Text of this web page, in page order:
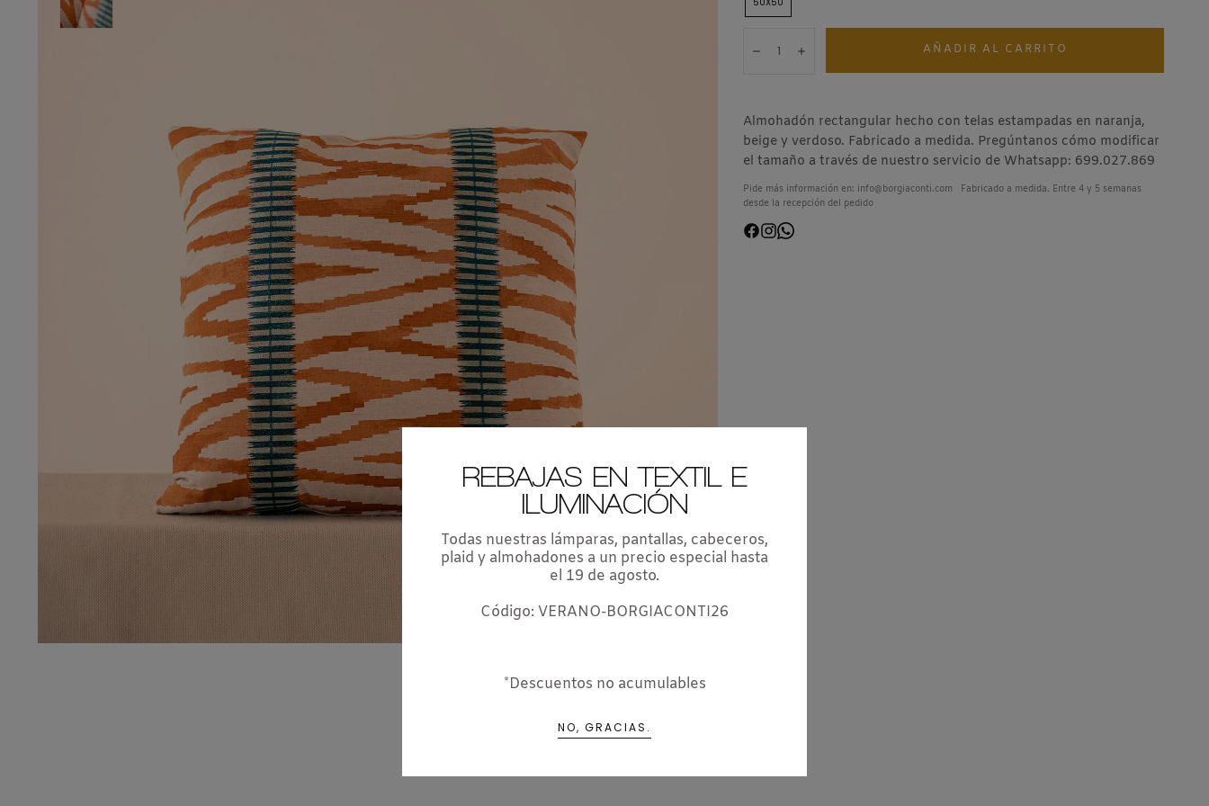
REBAJAS EN TEXTIL E
ILUMINACIÓN
Todas nuestras lámparas, pantallas, cabeceros,
plaid y almohadones a un precio especial hasta
el 19 de agosto.
Código: VERANO-BORGIACONTI26
*Descuentos no acumulables
NO, GRACIAS.
DisminuirAumentar AÑADIR AL CARRITO
Almohadón rectangular hecho con telas estampadas en naranja,
beige y verdoso. Fabricado a medida. Pregúntanos cómo modificar
el tamaño a través de nuestro servicio de Whatsapp: 699.027.869
Pide más información en: info@borgiaconti.com Fabricado a medida. Entre 4 y 5 semanas
desde la recepción del pedido